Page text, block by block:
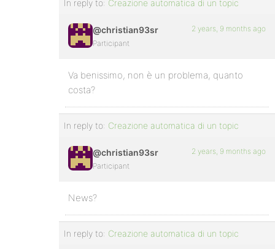
In reply to: Creazione automatica di un topic
@christian93sr
Participant
2 years, 9 months ago
Va benissimo, non è un problema, quanto
costa?
In reply to: Creazione automatica di un topic
@christian93sr
Participant
2 years, 9 months ago
News?
In reply to: Creazione automatica di un topic